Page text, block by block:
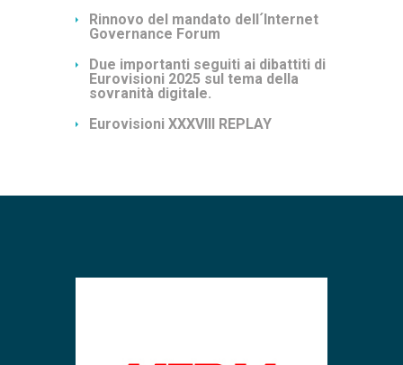
Rinnovo del mandato dell´Internet
Governance Forum
Due importanti seguiti ai dibattiti di
Eurovisioni 2025 sul tema della
sovranità digitale.
Eurovisioni XXXVIII REPLAY